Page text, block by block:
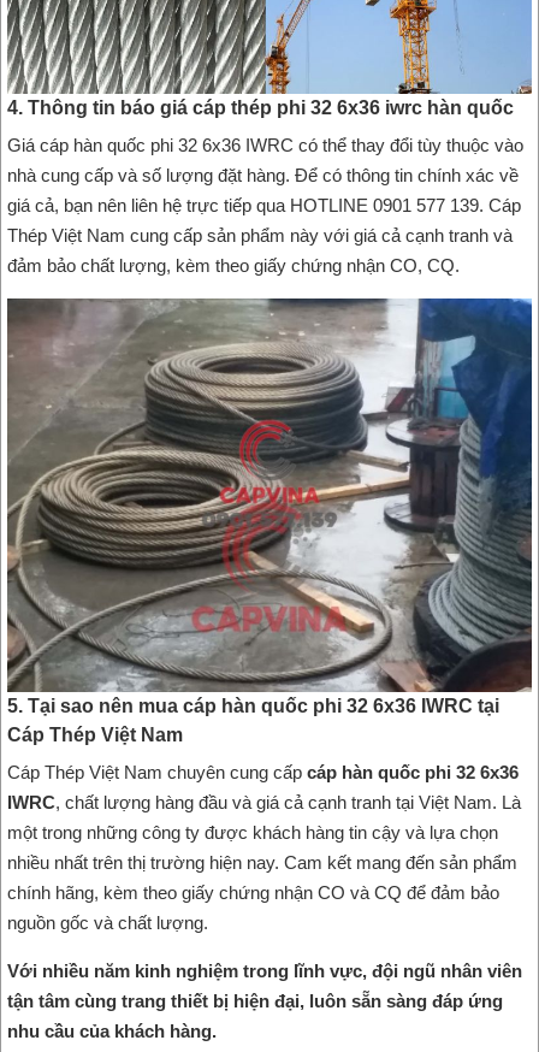
4. Thông tin báo giá cáp thép phi 32 6x36 iwrc hàn quốc
Giá cáp hàn quốc phi 32 6x36 IWRC có thể thay đổi tùy thuộc vào
nhà cung cấp và số lượng đặt hàng. Để có thông tin chính xác về
giá cả, bạn nên liên hệ trực tiếp qua HOTLINE 0901 577 139. Cáp
Thép Việt Nam cung cấp sản phẩm này với giá cả cạnh tranh và
đảm bảo chất lượng, kèm theo giấy chứng nhận CO, CQ.
5. Tại sao nên mua cáp hàn quốc phi 32 6x36 IWRC tại
Cáp Thép Việt Nam
Cáp Thép Việt Nam chuyên cung cấp cáp hàn quốc phi 32 6x36
IWRC, chất lượng hàng đầu và giá cả cạnh tranh tại Việt Nam. Là
một trong những công ty được khách hàng tin cậy và lựa chọn
nhiều nhất trên thị trường hiện nay. Cam kết mang đến sản phẩm
chính hãng, kèm theo giấy chứng nhận CO và CQ để đảm bảo
nguồn gốc và chất lượng.
Với nhiều năm kinh nghiệm trong lĩnh vực, đội ngũ nhân viên
tận tâm cùng trang thiết bị hiện đại, luôn sẵn sàng đáp ứng
nhu cầu của khách hàng.